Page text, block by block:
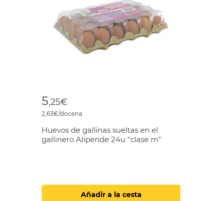
5,25€
2,63€/docena
Huevos de gallinas sueltas en el
gallinero Alipende 24u "clase m"
Añadir a la cesta